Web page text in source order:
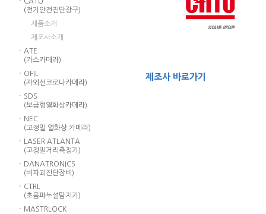
(전기안전진단장구)
제품소개
제조사소개
ATE
(가스카메라)
OFIL
(자외선코로나카메라)
SDS
(보급형열화상카메라)
NEC
(고정밀 열화상 카메라)
LASER ATLANTA
(고정밀거리측정기)
DANATRONICS
(비파괴진단장비)
CTRL
(초음파누설탐지기)
MASTRLOCK
제조사 바로가기